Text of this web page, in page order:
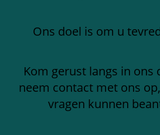
Ons doel is om u
Kom gerust langs in
neem contact met ons
vragen kunnen